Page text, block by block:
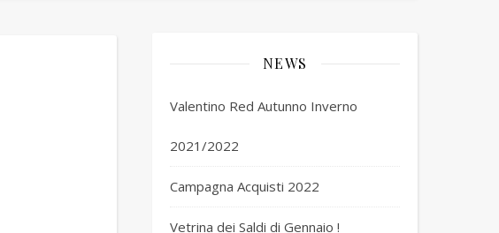
NEWS
Valentino Red Autunno Inverno
2021/2022
Campagna Acquisti 2022
Vetrina dei Saldi di Gennaio !